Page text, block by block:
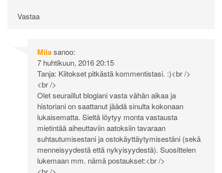
Vastaa
Miiasanoo:
7 huhtikuun, 2016 20:15
Tanja: Kiitokset pitkästä kommentistasi. :)<br />
<br />
Olet seuraillut blogiani vasta vähän aikaa ja
historiani on saattanut jäädä sinulta kokonaan
lukaisematta. Sieltä löytyy monta vastausta
mietintää aiheuttaviin aatoksiin tavaraan
suhtautumisestani ja ostokäyttäytymisestäni (sekä
menneisyydestä että nykyisyydestä). Suosittelen
lukemaan mm. nämä postaukset:<br />